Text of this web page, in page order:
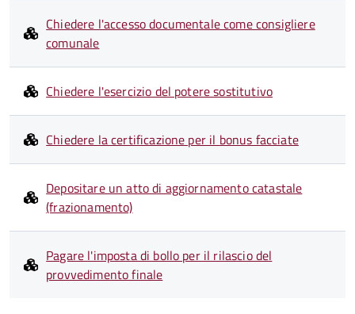
Chiedere l'accesso documentale come consigliere
comunale
Chiedere l'esercizio del potere sostitutivo
Chiedere la certificazione per il bonus facciate
Depositare un atto di aggiornamento catastale
(frazionamento)
Pagare l'imposta di bollo per il rilascio del
provvedimento finale